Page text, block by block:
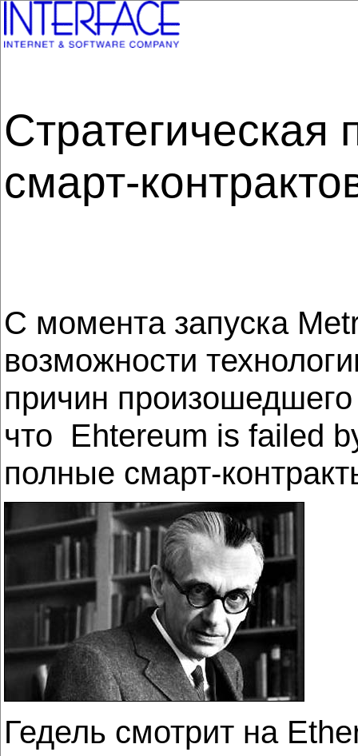
смарт-
С момента запуска
возможности
причин
что Ehtereum is failed
полные смарт-
Гедель смотрит на